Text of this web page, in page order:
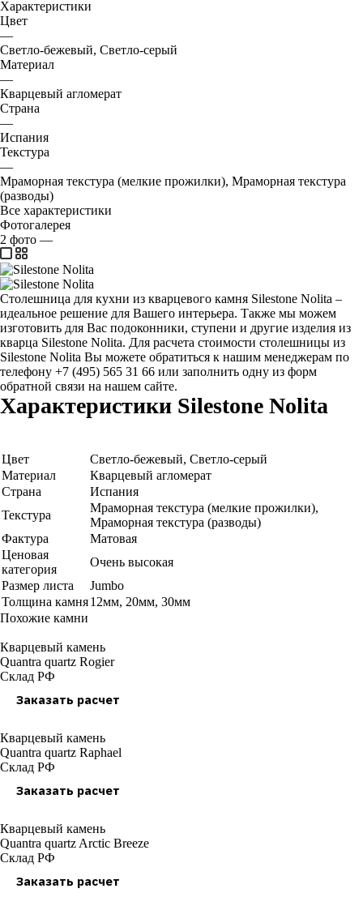
Характеристики
Цвет
—
Светло-бежевый, Светло-серый
Материал
—
Кварцевый агломерат
Страна
—
Испания
Текстура
—
Мраморная текстура (мелкие прожилки), Мраморная текстура
(разводы)
Все характеристики
Фотогалерея
2 фото —
Столешница для кухни из кварцевого камня Silestone Nolita –
идеальное решение для Вашего интерьера. Также мы можем
изготовить для Вас подоконники, ступени и другие изделия из
кварца Silestone Nolita. Для расчета стоимости столешницы из
Silestone Nolita Вы можете обратиться к нашим менеджерам по
телефону +7 (495) 565 31 66 или заполнить одну из форм
обратной связи на нашем сайте.
Характеристики Silestone Nolita
Цвет
Светло-бежевый, Светло-серый
Материал
Кварцевый агломерат
Страна
Испания
Текстура
Мраморная текстура (мелкие прожилки),
Мраморная текстура (разводы)
Фактура
Матовая
Ценовая
категория
Очень высокая
Размер листа
Jumbo
Толщина камня12мм, 20мм, 30мм
Похожие камни
Кварцевый камень
Quantra quartz Rogier
Склад РФ
Заказать расчет
Кварцевый камень
Quantra quartz Raphael
Склад РФ
Заказать расчет
Кварцевый камень
Quantra quartz Arctic Breeze
Склад РФ
Заказать расчет